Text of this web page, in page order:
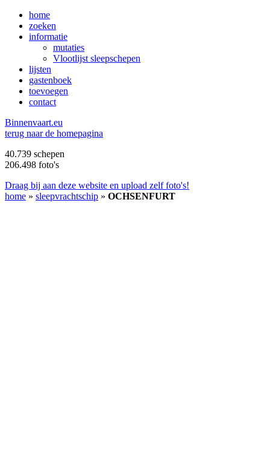
home
zoeken
informatie
mutaties
Vlootlijst sleepschepen
lijsten
gastenboek
toevoegen
contact
Binnenvaart.eu
terug naar de homepagina
40.739 schepen
206.498 foto's
Draag bij aan deze website en upload zelf foto's!
home » sleepvrachtschip » OCHSENFURT